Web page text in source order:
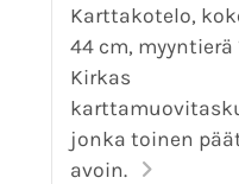
Karttakotelo,
44 cm, myyntierä
Kirkas
jonka toinen
avoin.